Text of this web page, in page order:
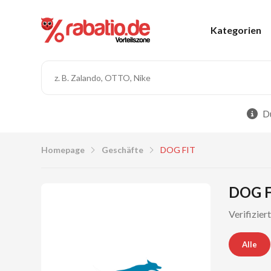
Kategorien
Homepage Geschäfte DOG FIT
DOG
Alle